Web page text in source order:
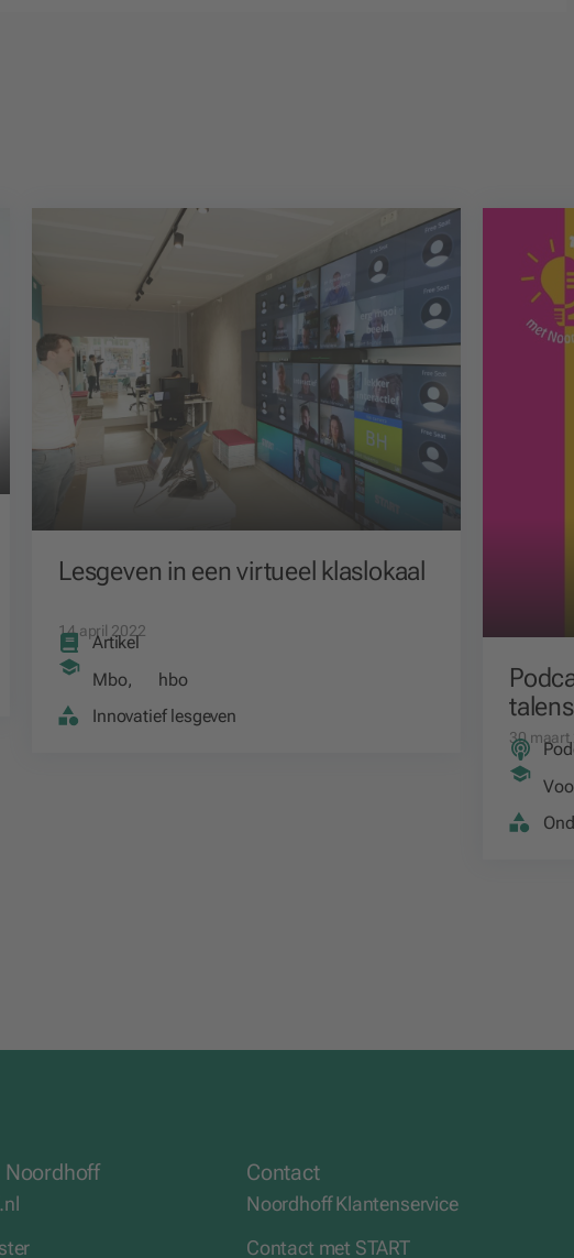
Lesgeven in een virtueel klaslokaal
14 april 2022
Artikel
Mbo,
hbo
Innovatief lesgeven
30 maart
Noordhoff Contact
Noordhoff Klantenservice
Contact met START